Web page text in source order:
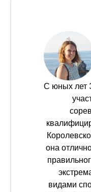
С юных лет
она
видами